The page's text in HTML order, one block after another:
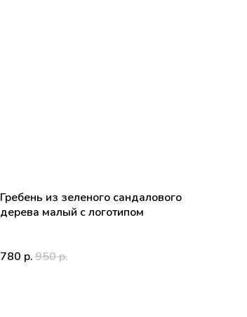
Гребень из зеленого сандалового
дерева малый с логотипом
780 р.950р.